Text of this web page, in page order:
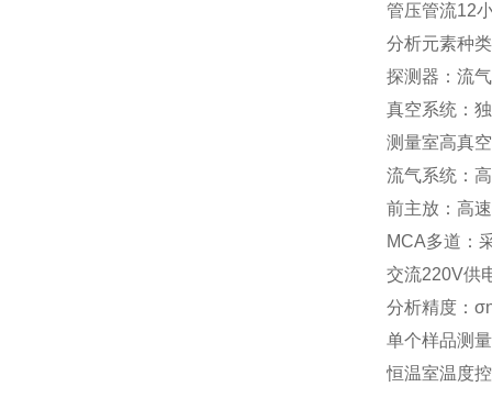
管压管流12
分析元素种
探测器：流
真空系统：
测量室高真
流气系统：
前主放：高
MCA多道：
交流220V供
分析精度：
单个样品测
恒温室温度